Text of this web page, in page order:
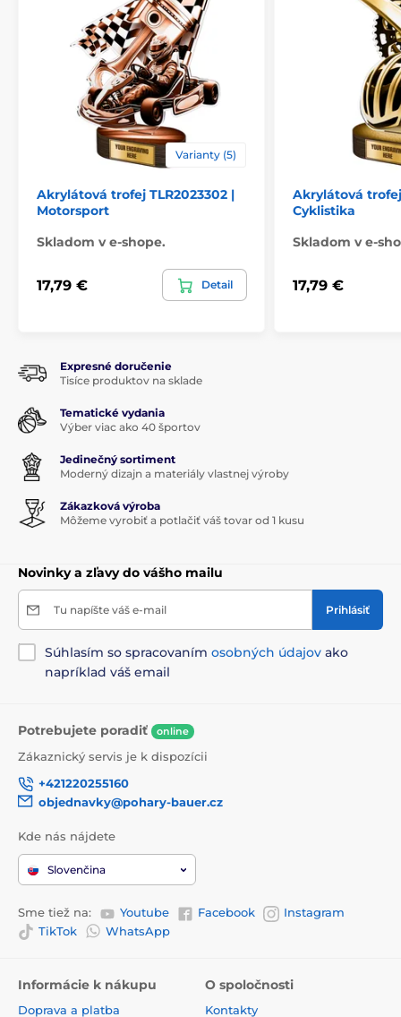
Varianty (5)
Akrylátová trofej TLR2023302 |
Motorsport
Skladom v e-shope.
17,79 € Detail
Akrylátová trofej
Cyklistika
Skladom v e-
17,79 €
Expresné doručenie
Tisíce produktov na sklade
Tematické vydania
Výber viac ako 40 športov
Jedinečný sortiment
Moderný dizajn a materiály vlastnej výroby
Zákazková výroba
Môžeme vyrobiť a potlačiť váš tovar od 1 kusu
Novinky a zľavy do vášho mailu
Tu napíšte váš e-mail Prihlásiť
Súhlasím so spracovaním osobných údajov ako
napríklad váš email
Potrebujete poradiť online
Zákaznický servis je k dispozícii
+421220255160
objednavky@pohary-bauer.cz
Kde nás nájdete
Slovenčina
Sme tiež na: Youtube Facebook
Instagram
TikTok
WhatsApp
Informácie k nákupu
Doprava a platba
O spoločnosti
Kontakty